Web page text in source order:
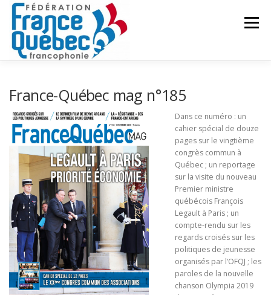
Aller
contenu
Menu
ACTUALITÉS CONGRÈS COMMUN CONTACT
INTRANET
France-Québec mag n°185
Dans ce numéro : un
cahier spécial de douze
pages sur le vingtième
congrès commun à
Québec ; un reportage
sur la visite du nouveau
Premier ministre
québécois François
Legault à Paris ; un
compte-rendu sur les
regards croisés sur les
politiques de jeunesse
organisés par l’OFQJ ; les
paroles de la nouvelle
chanson Olympia 2019